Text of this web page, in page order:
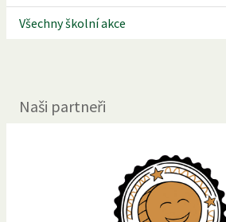
Všechny školní akce
Naši partneři